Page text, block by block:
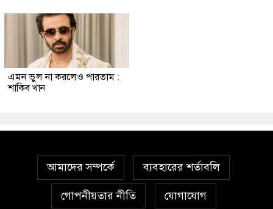
এমন ভুল না করলেও পারতাম :
শাকিব খান
আমাদের সম্পর্কে ব্যবহারের শর্তাবলি
গোপনীয়তার নীতি যোগাযোগ